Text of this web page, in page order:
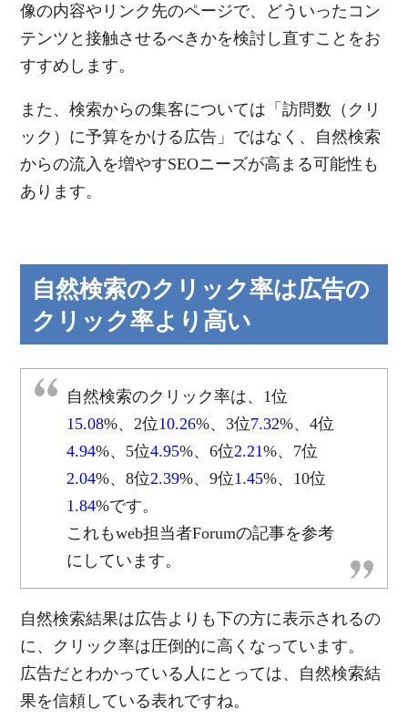
像の内容やリンク先のページで、どういったコン
テンツと接触させるべきかを検討し直すことをお
すすめします。
また、検索からの集客については「訪問数（クリ
ック）に予算をかける広告」ではなく、自然検索
からの流入を増やすSEOニーズが高まる可能性も
あります。
自然検索のクリック率は広告の
クリック率より高い
自然検索のクリック率は、1位
15.08%、2位10.26%、3位7.32%、4位
4.94%、5位4.95%、6位2.21%、7位
2.04%、8位2.39%、9位1.45%、10位
1.84%です。
これもweb担当者Forumの記事を参考
にしています。
自然検索結果は広告よりも下の方に表示されるの
に、クリック率は圧倒的に高くなっています。
広告だとわかっている人にとっては、自然検索結
果を信頼している表れですね。